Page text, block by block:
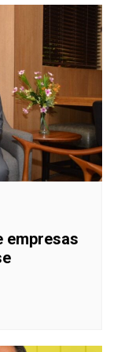
empresas